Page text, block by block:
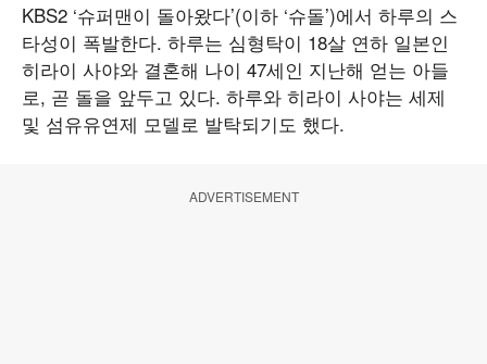
KBS2 ‘슈퍼맨이 돌아왔다’(이하 ‘슈돌’)에서 하루의 스
타성이 폭발한다. 하루는 심형탁이 18살 연하 일본인
히라이 사야와 결혼해 나이 47세인 지난해 얻는 아들
로, 곧 돌을 앞두고 있다. 하루와 히라이 사야는 세제
및 섬유유연제 모델로 발탁되기도 했다.
ADVERTISEMENT